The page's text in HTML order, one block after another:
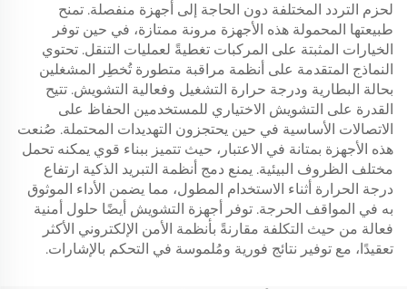
لحزم التردد المختلفة دون الحاجة إلى أجهزة منفصلة. تمنح
طبيعتها المحمولة هذه الأجهزة مرونة ممتازة، في حين توفر
الخيارات المثبتة على المركبات تغطيةً لعمليات التنقل. تحتوي
النماذج المتقدمة على أنظمة مراقبة متطورة تُخطِر المشغلين
بحالة البطارية ودرجة حرارة التشغيل وفعالية التشويش. تتيح
القدرة على التشويش الاختياري للمستخدمين الحفاظ على
الاتصالات الأساسية في حين يحتجزون التهديدات المحتملة. صُنعت
هذه الأجهزة بمتانة في الاعتبار، حيث تتميز ببناء قوي يمكنه تحمل
مختلف الظروف البيئية. يمنع دمج أنظمة التبريد الذكية ارتفاع
درجة الحرارة أثناء الاستخدام المطول، مما يضمن الأداء الموثوق
به في المواقف الحرجة. توفر أجهزة التشويش أيضًا حلول أمنية
فعالة من حيث التكلفة مقارنةً بأنظمة الأمن الإلكتروني الأكثر
تعقيدًا، مع توفير نتائج فورية ومُلموسة في التحكم بالإشارات.